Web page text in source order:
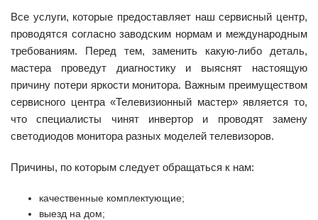
Все услуги, которые предоставляет наш сервисный центр,
проводятся согласно заводским нормам и международным
требованиям. Перед тем, заменить какую-либо деталь,
мастера проведут диагностику и выяснят настоящую
причину потери яркости монитора. Важным преимуществом
сервисного центра «Телевизионный мастер» является то,
что специалисты чинят инвертор и проводят замену
светодиодов монитора разных моделей телевизоров.
Причины, по которым следует обращаться к нам:
качественные комплектующие;
выезд на дом;